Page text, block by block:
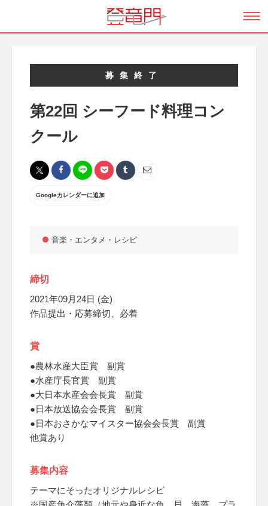
募集終了
第22回 シーフード料理コン
クール
Googleカレンダーに追加
音楽・エンタメ・レシピ
締切
2021年09月24日 (金)
作品提出・応募締切、必着
賞
●農林水産大臣賞 副賞
●水産庁長官賞 副賞
●大日本水産会会長賞 副賞
●日本放送協会会長賞 副賞
●日本おさかなマイスター協会会長賞 副賞
他賞あり
募集内容
テーマにそったオリジナルレシピ